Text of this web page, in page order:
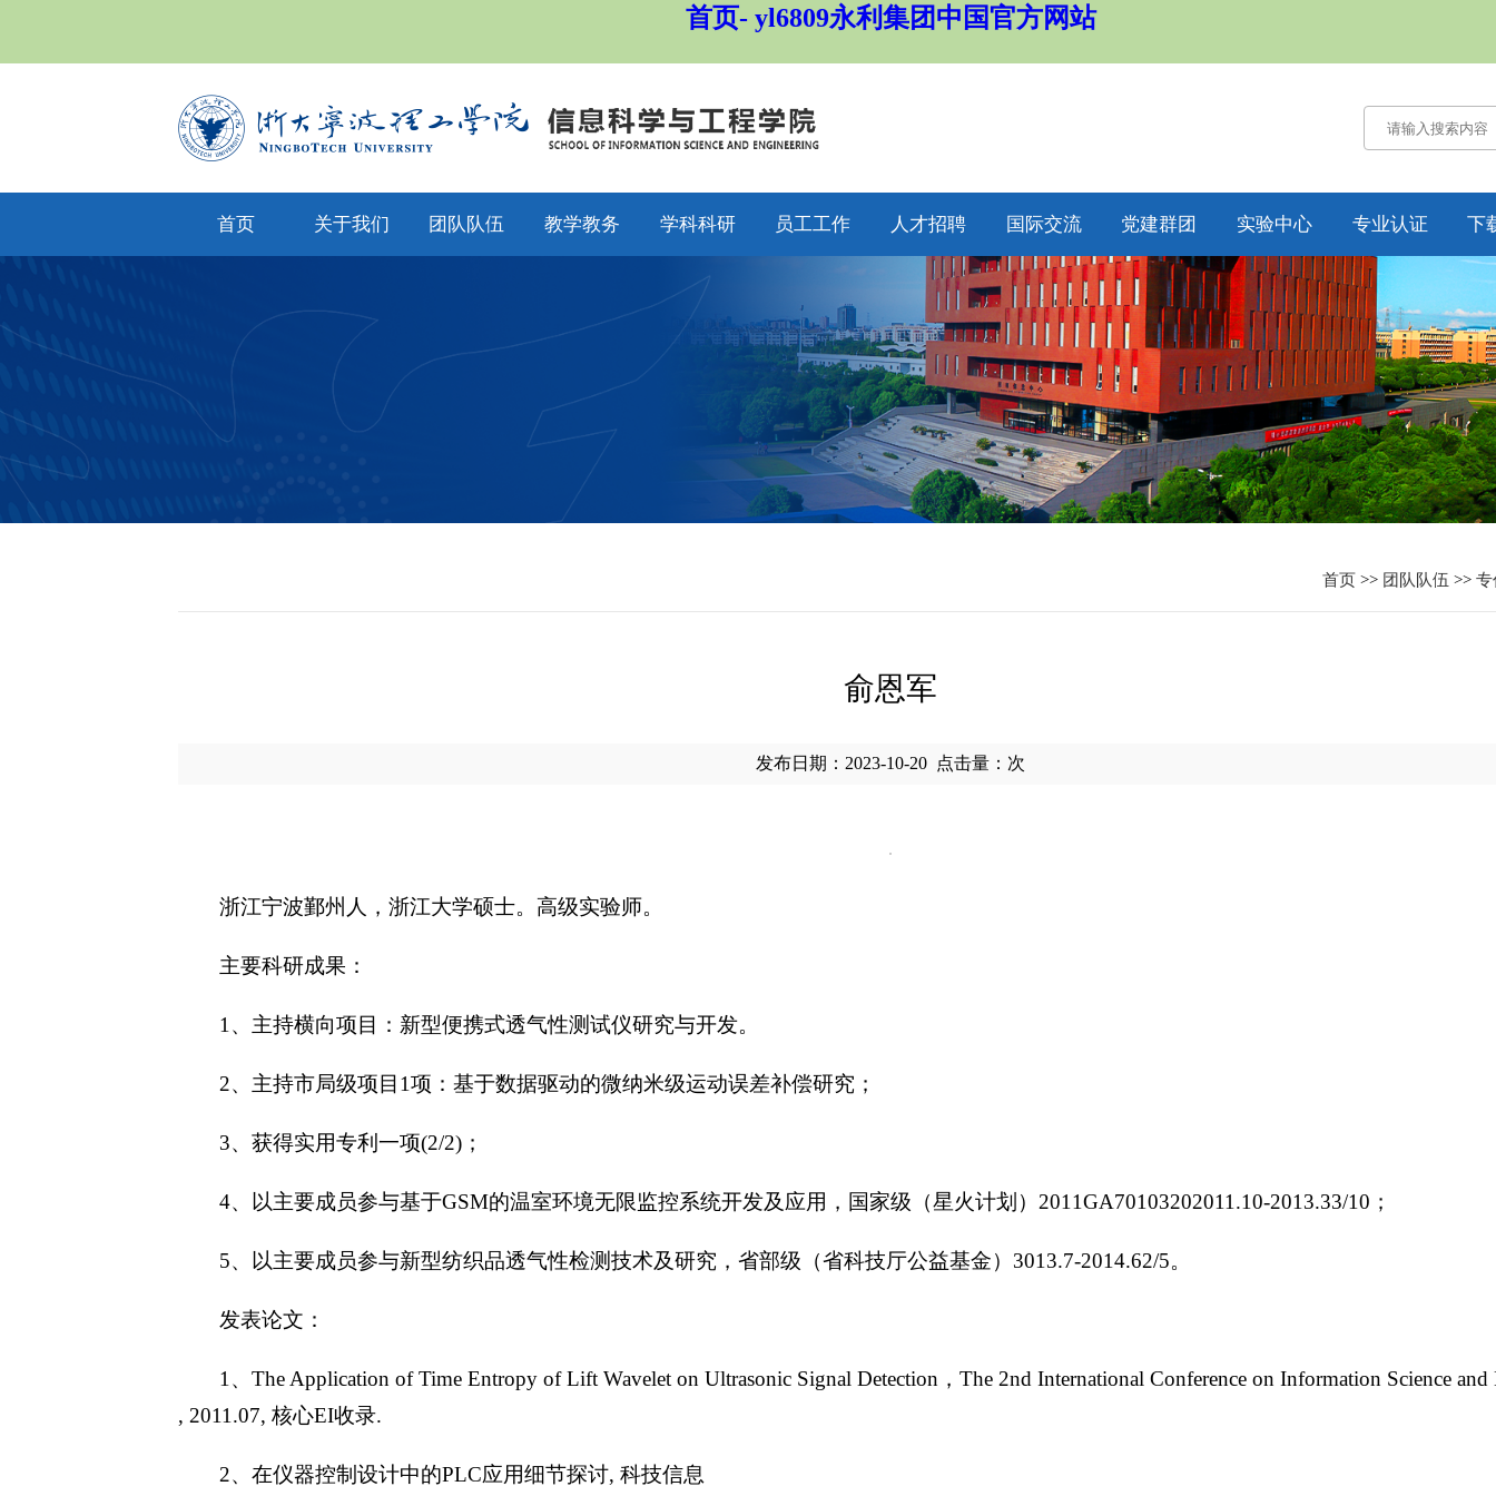
首页- yl6809永利集团中国官方网站
首页 关于我们 团队队伍 教学教务
专业设置
学科科研
通知公告
科研动态
员工工作
学工动态
学科竞赛
人才招聘
招生工作
就业工作
员工工作
国际交流
通知公告
交流动态
合作项目
党建群团
通知公告
党务工作
工会工作
纪委工作
实验中心 专业认证
认证概况
工作动态
培养方案
规章制度
下
资
首页 >> 团队队伍 >> 专
俞恩军
发布日期：2023-10-20 点击量： 次
浙江宁波鄞州人，浙江大学硕士。高级实验师。
主要科研成果：
1、主持横向项目：新型便携式透气性测试仪研究与开发。
2、主持市局级项目1项：基于数据驱动的微纳米级运动误差补偿研究；
3、获得实用专利一项(2/2)；
4、以主要成员参与基于GSM的温室环境无限监控系统开发及应用，国家级（星火计划）2011GA70103202011.10-2013.33/10；
5、以主要成员参与新型纺织品透气性检测技术及研究，省部级（省科技厅公益基金）3013.7-2014.62/5。
发表论文：
1、The Application of Time Entropy of Lift Wavelet on Ultrasonic Signal Detection，The 2nd International Conference on Information Science and
, 2011.07, 核心EI收录.
2、在仪器控制设计中的PLC应用细节探讨, 科技信息